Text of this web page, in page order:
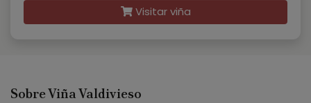
Visitar viña
Sobre Viña Valdivieso